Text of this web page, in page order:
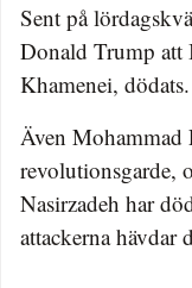
Sent på
Donald Trump att
Khamenei, dödats.
Även Mohammad
revolutionsgarde,
Nasirzadeh har
attackerna hävdar